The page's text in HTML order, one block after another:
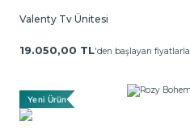
Valenty Tv Ünitesi
19.050,00 TL'den başlayan fiyatlarla
Yeni Ürün